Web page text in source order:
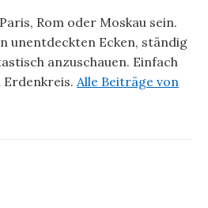
Rom oder Moskau sein.
unentdeckten Ecken, ständig
anzuschauen. Einfach
Alle Beiträge von